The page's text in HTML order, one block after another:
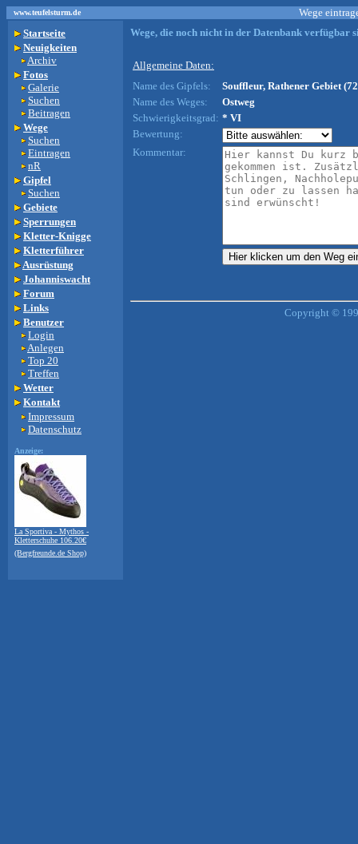
www.teufelsturm.de
Wege
Startseite
Neuigkeiten
Archiv
Fotos
Galerie
Suchen
Beitragen
Wege
Suchen
Eintragen
nR
Gipfel
Suchen
Gebiete
Sperrungen
Kletter-Knigge
Kletterführer
Ausrüstung
Johanniswacht
Forum
Links
Benutzer
Login
Anlegen
Top 20
Treffen
Wetter
Kontakt
Impressum
Datenschutz
Anzeige:
La Sportiva - Mythos -
Kletterschuhe 106.20€
(Bergfreunde.de Shop)
Wege, die noch nicht in der Datenbank verfügbar
Allgemeine Daten:
Name des Gipfels:
Souffleur, Rathener Gebiet
Name des Weges:
Ostweg
Schwierigkeitsgrad: * VI
Bewertung:
Kommentar:
Copyright ©